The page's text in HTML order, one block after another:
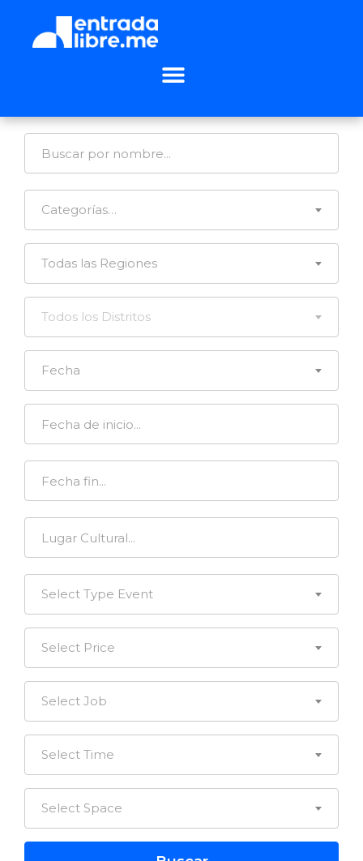
Categorías…
Todas las Regiones
Todos los Distritos
Fecha
Select Type Event
Select Price
Select Job
Select Time
Select Space